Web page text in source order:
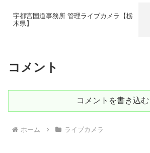
宇都宮国道事務所 管理ライブカメラ【栃
木県】
コメント
コメントを書き込む
ホーム ライブカメラ